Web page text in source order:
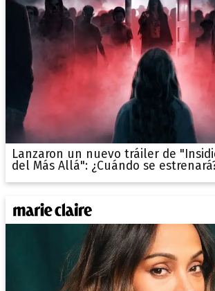
Lanzaron un nuevo tráiler de
del Más Allá": ¿Cuándo se